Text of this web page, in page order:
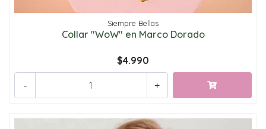
Siempre Bellas
Collar "WoW" en Marco Dorado
$4.990
+
-